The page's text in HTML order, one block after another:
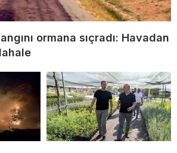
ormana sıçradı: Havadan